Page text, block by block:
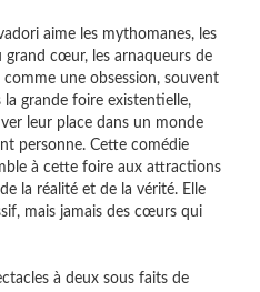
aime les mythomanes, les
grand cœur, les arnaqueurs de
une obsession, souvent
grande foire existentielle,
leur place dans un monde
personne. Cette comédie
à cette foire aux attractions
la réalité et de la vérité. Elle
mais jamais des cœurs qui
à deux sous faits de